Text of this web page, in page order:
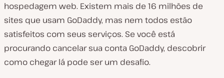
hospedagem web. Existem mais de 16 milhões de
sites que usam GoDaddy, mas nem todos estão
satisfeitos com seus serviços. Se você está
procurando cancelar sua conta GoDaddy, descobrir
como chegar lá pode ser um desafio.